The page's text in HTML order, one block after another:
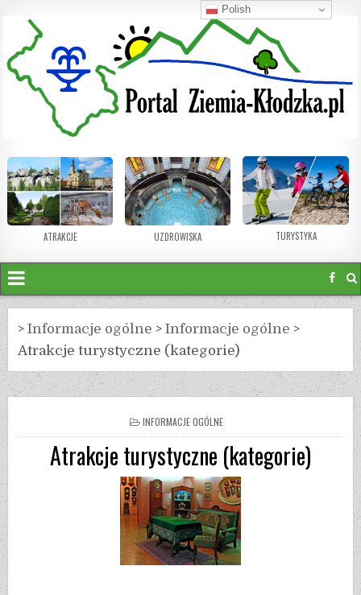
ATRAKCJE UZDROWISKA TURYSTYKA
>Informacje ogólne >Informacje ogólne >
Atrakcje turystyczne (kategorie)
INFORMACJE OGÓLNE
Atrakcje turystyczne (kategorie)
Polish